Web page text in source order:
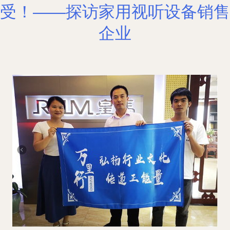
受！——探访家用视听设备销售
企业